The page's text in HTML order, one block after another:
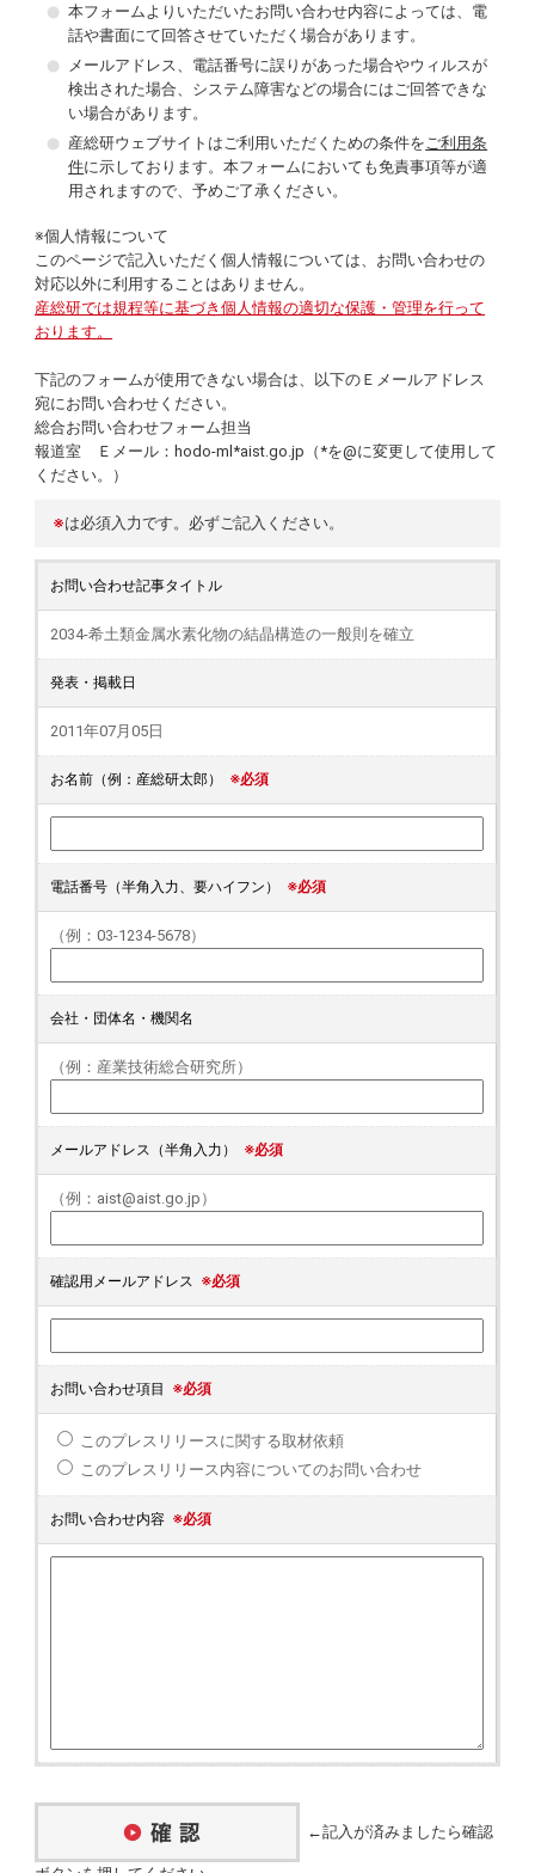
本フォームよりいただいたお問い合わせ内容によっては、電
話や書面にて回答させていただく場合があります。
メールアドレス、電話番号に誤りがあった場合やウィルスが
検出された場合、システム障害などの場合にはご回答できな
い場合があります。
産総研ウェブサイトはご利用いただくための条件を ご利用条
件に示しております。本フォームにおいても免責事項等が適
用されますので、予めご了承ください。
※個人情報について
このページで記入いただく個人情報については、お問い合わせの
対応以外に利用することはありません。
産総研では規程等に基づき個人情報の適切な保護・管理を行って
おります。
下記のフォームが使用できない場合は、以下のＥメールアドレス
宛にお問い合わせください。
総合お問い合わせフォーム担当
報道室 Ｅメール：hodo-ml*aist.go.jp（*を@に変更して使用して
ください。）
※は必須入力です。必ずご記入ください。
お問い合わせ記事タイトル
2034-希土類金属水素化物の結晶構造の一般則を確立
発表・掲載日
2011年07月05日
お名前（例：産総研太郎） ※必須
電話番号（半角入力、要ハイフン） ※必須
（例：03-1234-5678）
会社・団体名・機関名
（例：産業技術総合研究所）
メールアドレス（半角入力） ※必須
（例：aist@aist.go.jp）
確認用メールアドレス ※必須
お問い合わせ項目 ※必須
このプレスリリースに関する取材依頼
このプレスリリース内容についてのお問い合わせ
お問い合わせ内容 ※必須
←記入が済みましたら確認